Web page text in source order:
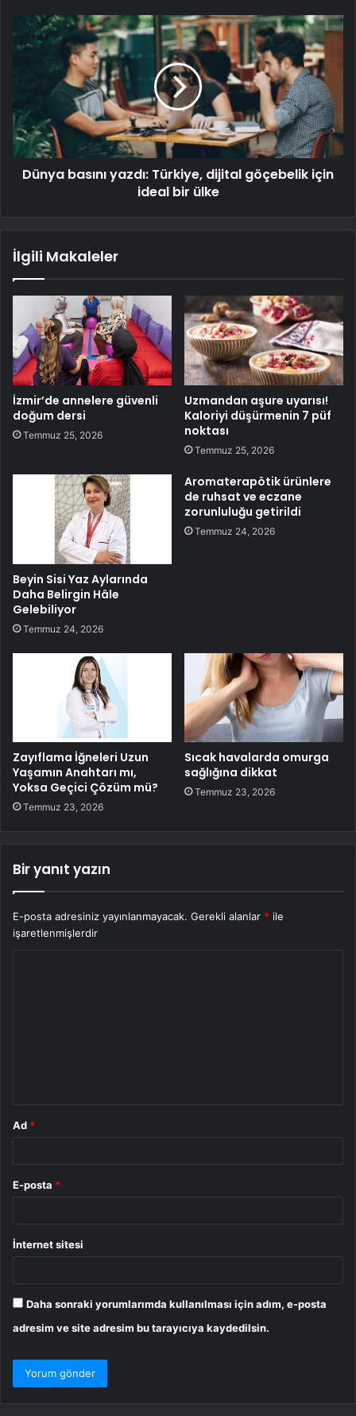
Dünya basını yazdı: Türkiye, dijital göçebelik için
ideal bir ülke
İlgili Makaleler
İzmir’de annelere güvenli
doğum dersi
Temmuz 25, 2026
Uzmandan aşure uyarısı!
Kaloriyi düşürmenin 7 püf
noktası
Temmuz 25, 2026
Beyin Sisi Yaz Aylarında
Daha Belirgin Hâle
Gelebiliyor
Temmuz 24, 2026
Aromaterapötik ürünlere
de ruhsat ve eczane
zorunluluğu getirildi
Temmuz 24, 2026
Zayıflama İğneleri Uzun
Yaşamın Anahtarı mı,
Yoksa Geçici Çözüm mü?
Temmuz 23, 2026
Sıcak havalarda omurga
sağlığına dikkat
Temmuz 23, 2026
Bir yanıt yazın
E-posta adresiniz yayınlanmayacak. Gerekli alanlar * ile
işaretlenmişlerdir
Ad *
E-posta *
İnternet sitesi
Daha sonraki yorumlarımda kullanılması için adım, e-posta
adresim ve site adresim bu tarayıcıya kaydedilsin.